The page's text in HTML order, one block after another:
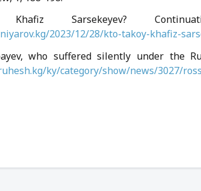
Sarsekeyev?
2023/12/28/kto-takoy-khafiz-
who suffered silently under the
ky/category/show/news/3027/